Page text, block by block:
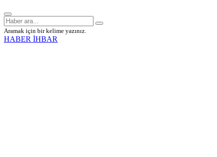
Aramak için bir kelime yazınız.
HABER İHBAR